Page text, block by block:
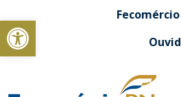
Abrir a barra de ferramentas